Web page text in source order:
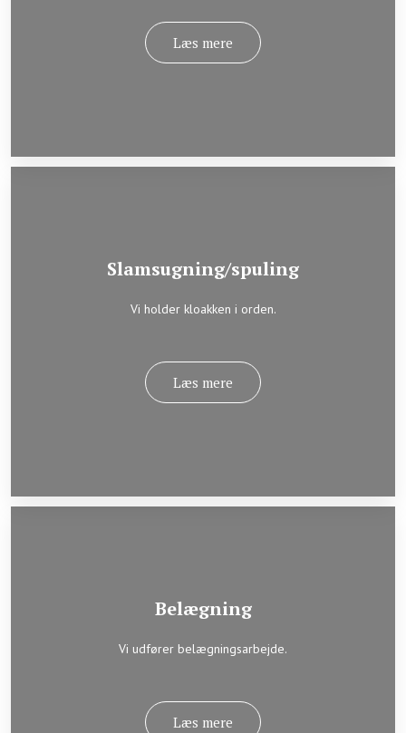
Læs mere​
Slamsugning/spuling
​​Vi holder kloakken i orden.
Læs mere​
Belægning
Vi udfører belægningsarbejde.
Læs mere​